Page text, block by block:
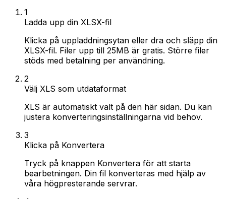
1
Ladda upp din XLSX-fil
Klicka på uppladdningsytan eller dra och släpp din
XLSX-fil. Filer upp till 25MB är gratis. Större filer
stöds med betalning per användning.
2
Välj XLS som utdataformat
XLS är automatiskt valt på den här sidan. Du kan
justera konverteringsinställningarna vid behov.
3
Klicka på Konvertera
Tryck på knappen Konvertera för att starta
bearbetningen. Din fil konverteras med hjälp av
våra högpresterande servrar.